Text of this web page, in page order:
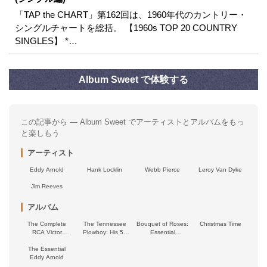
「TAP the CHART」第162回は、1960年代のカントリー・
シングルチャートを総括。 【1960s TOP 20 COUNTRY
SINGLES】 *…
Album Sweet で体験する
この記事から — Album Sweet でアーティストとアルバムをもっ
と楽しもう
アーティスト
Eddy Arnold Hank Locklin Webb Pierce Leroy Van Dyke
Jim Reeves
アルバム
The Complete
RCA Victor
Recordings
The Tennessee
Plowboy: His 59
Bouquet of Roses:
Essential
Christmas Time
The Essential
Eddy Arnold